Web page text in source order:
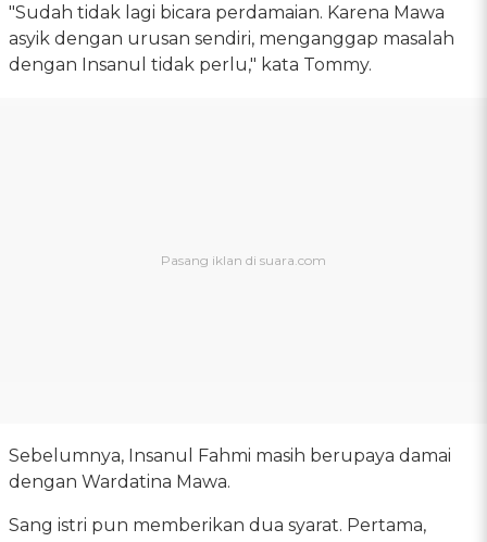
"Sudah tidak lagi bicara perdamaian. Karena Mawa
asyik dengan urusan sendiri, menganggap masalah
dengan Insanul tidak perlu," kata Tommy.
Sebelumnya, Insanul Fahmi masih berupaya damai
dengan Wardatina Mawa.
Sang istri pun memberikan dua syarat. Pertama,